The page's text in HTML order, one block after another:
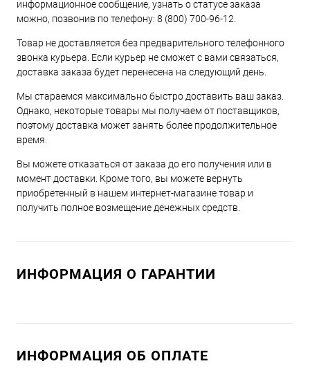
информационное сообщение, узнать о статусе заказа
можно, позвонив по телефону: 8 (800) 700-96-12.
Товар не доставляется без предварительного телефонного
звонка курьера. Если курьер не сможет с вами связаться,
доставка заказа будет перенесена на следующий день.
Мы стараемся максимально быстро доставить ваш заказ.
Однако, некоторые товары мы получаем от поставщиков,
поэтому доставка может занять более продолжительное
время.
Вы можете отказаться от заказа до его получения или в
момент доставки. Кроме того, вы можете вернуть
приобретенный в нашем интернет-магазине товар и
получить полное возмещение денежных средств.
ИНФОРМАЦИЯ О ГАРАНТИИ
ИНФОРМАЦИЯ ОБ ОПЛАТЕ